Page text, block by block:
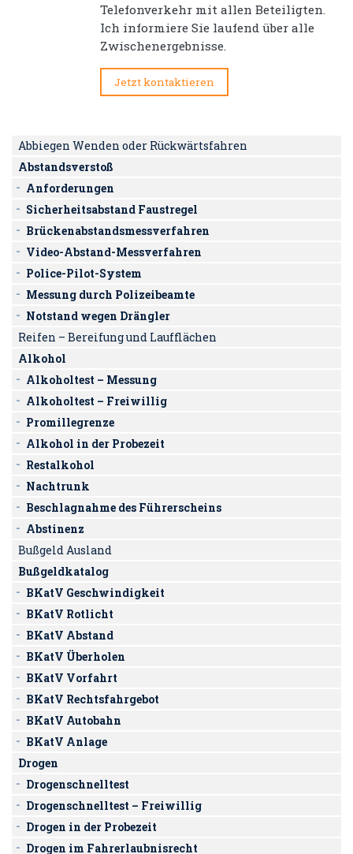
Telefonverkehr mit allen Beteiligten.
Ich informiere Sie laufend über alle
Zwischenergebnisse.
Jetzt kontaktieren
Abbiegen Wenden oder Rückwärtsfahren
Abstandsverstoß
Anforderungen
Sicherheitsabstand Faustregel
Brückenabstandsmessverfahren
Video-Abstand-Messverfahren
Police-Pilot-System
Messung durch Polizeibeamte
Notstand wegen Drängler
Reifen – Bereifung und Laufflächen
Alkohol
Alkoholtest – Messung
Alkoholtest – Freiwillig
Promillegrenze
Alkohol in der Probezeit
Restalkohol
Nachtrunk
Beschlagnahme des Führerscheins
Abstinenz
Bußgeld Ausland
Bußgeldkatalog
BKatV Geschwindigkeit
BKatV Rotlicht
BKatV Abstand
BKatV Überholen
BKatV Vorfahrt
BKatV Rechtsfahrgebot
BKatV Autobahn
BKatV Anlage
Drogen
Drogenschnelltest
Drogenschnelltest – Freiwillig
Drogen in der Probezeit
Drogen im Fahrerlaubnisrecht